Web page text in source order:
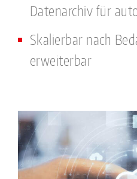
Datenarchiv für
Skalierbar nach
erweiterbar